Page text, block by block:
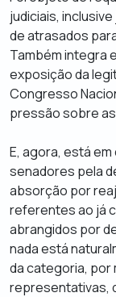
judiciais,
de atrasados
Também integra
exposição da
Congresso
pressão sobre
E, agora, está
senadores pela
absorção por
referentes ao já
abrangidos por
nada está
da categoria, por
representativas,